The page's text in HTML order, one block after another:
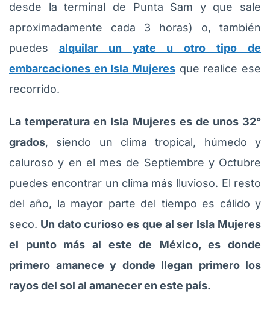
desde la terminal de Punta Sam y que sale
aproximadamente cada 3 horas) o, también
puedes
alquilar un yate u otro tipo de
embarcaciones en Isla Mujeres que realice ese
recorrido.
La temperatura en Isla Mujeres es de unos 32°
grados, siendo un clima tropical, húmedo y
caluroso y en el mes de Septiembre y Octubre
puedes encontrar un clima más lluvioso. El resto
del año, la mayor parte del tiempo es cálido y
seco. Un dato curioso es que al ser Isla Mujeres
el punto más al este de México, es donde
primero amanece y donde llegan primero los
rayos del sol al amanecer en este país.